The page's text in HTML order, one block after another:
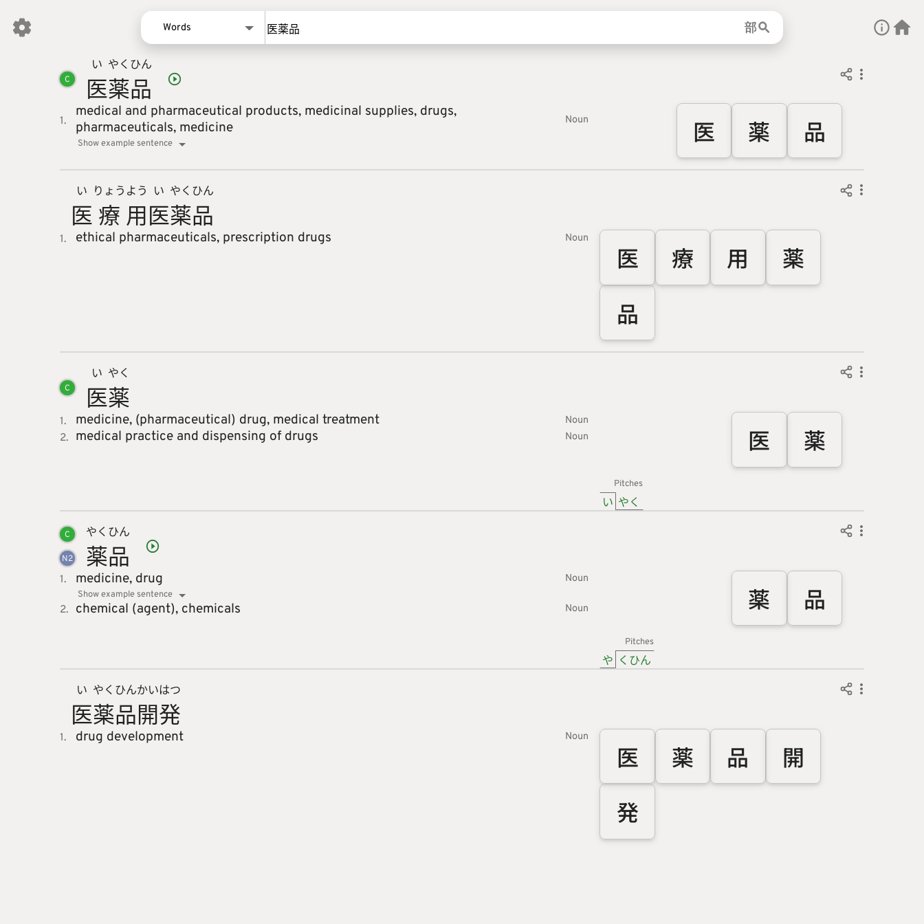
Words
Kanji
Sentences
Names
部
C 医
い
薬
やく
品
ひん
1.
medical and pharmaceutical products, medicinal supplies, drugs,
pharmaceuticals, medicine Noun
Show example sentence 医 薬 品
医
い
療
りょう
用
よう
医
い
薬
やく
品
ひん
1. ethical pharmaceuticals, prescription drugs Noun
医 療 用
薬
品
C 医
い
薬
やく
1. medicine, (pharmaceutical) drug, medical treatment Noun
2. medical practice and dispensing of drugs Noun 医 薬
Pitches
い やく
C
N2 薬
やく
品
ひん
1. medicine, drug Noun
Show example sentence
2. chemical (agent), chemicals Noun 薬 品
Pitches
や くひん
医
い
薬
やく
品
ひん
開
かい
発
はつ
1. drug development Noun
医 薬 品
開
発